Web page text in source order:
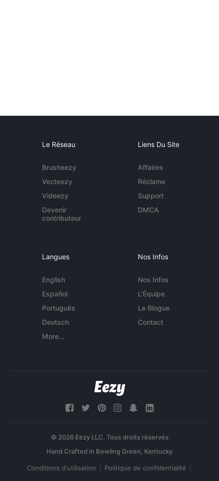
Le Réseau
Brusheezy
Vecteezy
Videezy
Devenir
contributeur
Liens Du Site
Affaires
Réclame
Support
DMCA
Langues
English
Español
Português
Deutsch
More...
Nos Infos
Nos Infos
L'Équipe
Le Blogue
Contact
© 2026 Eezy LLC. Tous droits réservés
Conditions d'utilisation Politique de confidentialité